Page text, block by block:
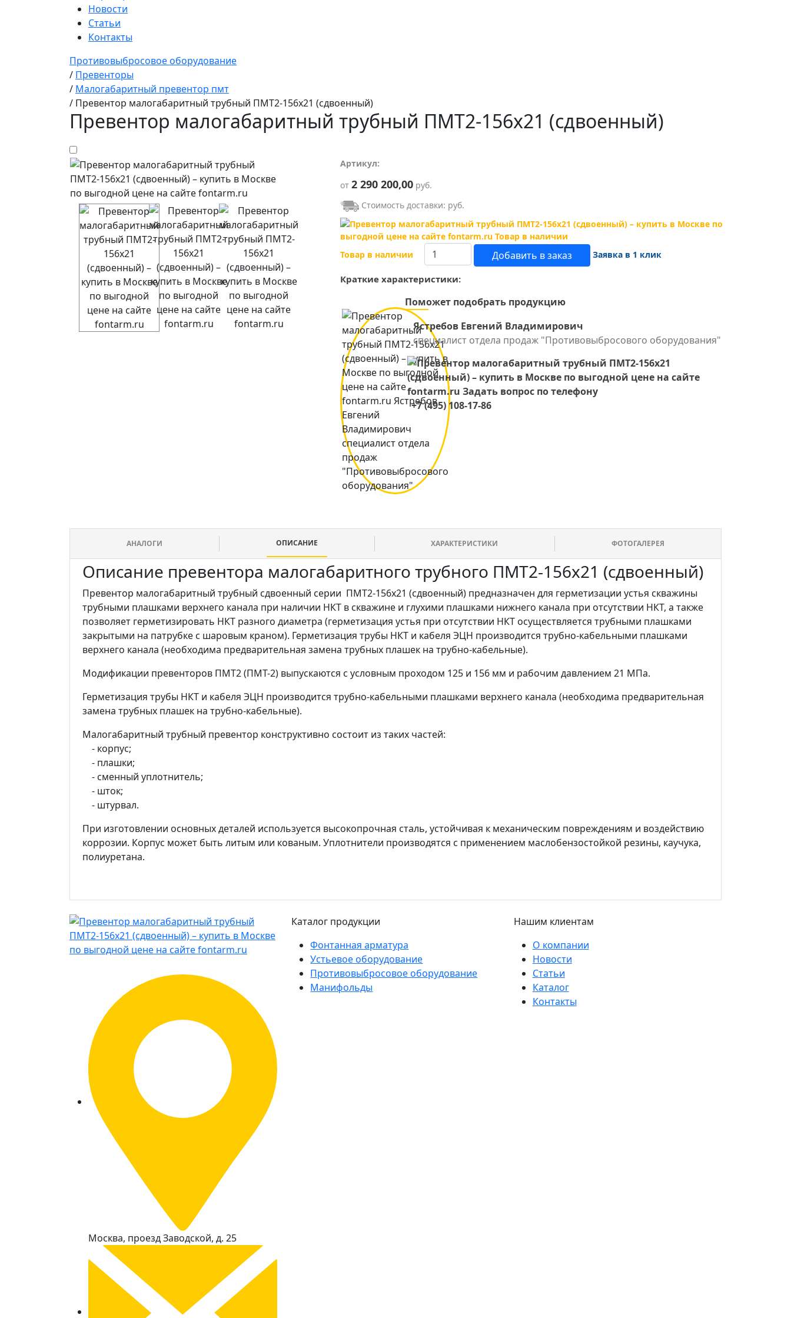
Новости
Статьи
Контакты
Противовыбросовое оборудование
/ Превенторы
/ Малогабаритный превентор пмт
/ Превентор малогабаритный трубный ПМТ2-156х21 (сдвоенный)
Превентор малогабаритный трубный ПМТ2-156х21 (сдвоенный)
Артикул:
от 2 290 200,00руб.
Стоимость доставки: руб.
Товар в наличии Добавить в заказ Заявка в 1 клик
Краткие характеристики:
Поможет подобрать продукцию
Ястребов Евгений Владимирович
специалист отдела продаж "Противовыбросового оборудования"
+7 (495) 108-17-86
АНАЛОГИ ОПИСАНИЕ ХАРАКТЕРИСТИКИ ФОТОГАЛЕРЕЯ
Описание превентора малогабаритного трубного ПМТ2-156х21 (сдвоенный)
Превентор малогабаритный трубный сдвоенный серии ПМТ2-156х21 (сдвоенный) предназначен для герметизации устья скважины
трубными плашками верхнего канала при наличии НКТ в скважине и глухими плашками нижнего канала при отсутствии НКТ, а также
позволяет герметизировать НКТ разного диаметра (герметизация устья при отсутствии НКТ осуществляется трубными плашками
закрытыми на патрубке с шаровым краном). Герметизация трубы НКТ и кабеля ЭЦН производится трубно-кабельными плашками
верхнего канала (необходима предварительная замена трубных плашек на трубно-кабельные).
Модификации превенторов ПМТ2 (ПМТ-2) выпускаются с условным проходом 125 и 156 мм и рабочим давлением 21 МПа.
Герметизация трубы НКТ и кабеля ЭЦН производится трубно-кабельными плашками верхнего канала (необходима предварительная
замена трубных плашек на трубно-кабельные).
Малогабаритный трубный превентор конструктивно состоит из таких частей:
- корпус;
- плашки;
- сменный уплотнитель;
- шток;
- штурвал.
При изготовлении основных деталей используется высокопрочная сталь, устойчивая к механическим повреждениям и воздействию
коррозии. Корпус может быть литым или кованым. Уплотнители производятся с применением маслобензостойкой резины, каучука,
полиуретана.
Москва, проезд Заводской, д. 25
Каталог продукции
Фонтанная арматура
Устьевое оборудование
Противовыбросовое оборудование
Манифольды
Нашим клиентам
О компании
Новости
Статьи
Каталог
Контакты